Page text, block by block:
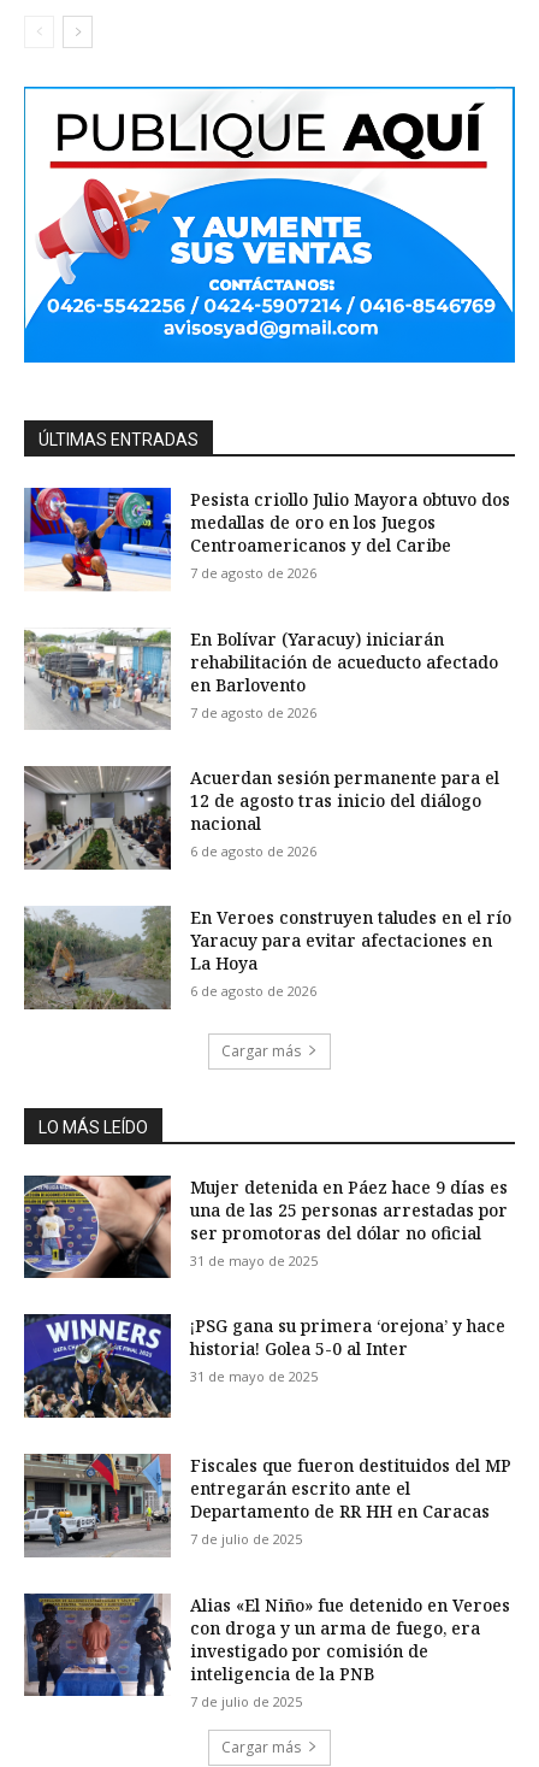
ÚLTIMAS ENTRADAS
Pesista criollo Julio Mayora obtuvo dos
medallas de oro en los Juegos
Centroamericanos y del Caribe
7 de agosto de 2026
En Bolívar (Yaracuy) iniciarán
rehabilitación de acueducto afectado
en Barlovento
7 de agosto de 2026
Acuerdan sesión permanente para el
12 de agosto tras inicio del diálogo
nacional
6 de agosto de 2026
En Veroes construyen taludes en el río
Yaracuy para evitar afectaciones en
La Hoya
6 de agosto de 2026
Cargar más
LO MÁS LEÍDO
Mujer detenida en Páez hace 9 días es
una de las 25 personas arrestadas por
ser promotoras del dólar no oficial
31 de mayo de 2025
¡PSG gana su primera ‘orejona’ y hace
historia! Golea 5-0 al Inter
31 de mayo de 2025
Fiscales que fueron destituidos del MP
entregarán escrito ante el
Departamento de RR HH en Caracas
7 de julio de 2025
Alias «El Niño» fue detenido en Veroes
con droga y un arma de fuego, era
investigado por comisión de
inteligencia de la PNB
7 de julio de 2025
Cargar más